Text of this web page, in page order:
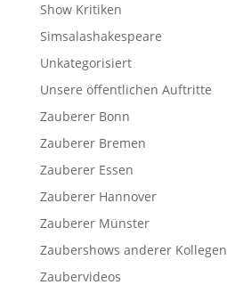
Show Kritiken
Simsalashakespeare
Unkategorisiert
Unsere öffentlichen Auftritte
Zauberer Bonn
Zauberer Bremen
Zauberer Essen
Zauberer Hannover
Zauberer Münster
Zaubershows anderer Kollegen
Zaubervideos